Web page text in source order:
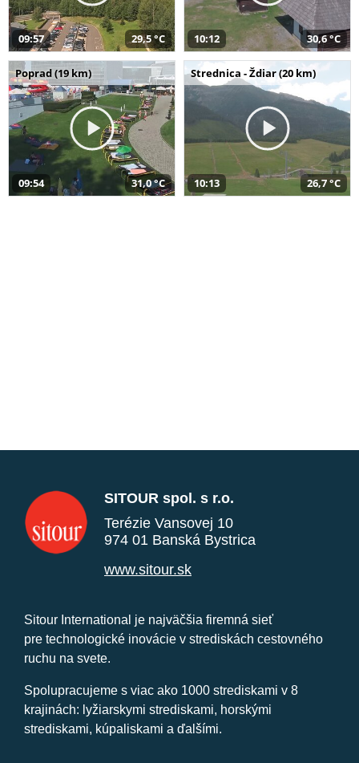
09:57 29,5 °C 10:12 30,6 °C
Poprad (19 km)
09:54 31,0 °C
Strednica - Ždiar (20 km)
10:13 26,7 °C
SITOUR spol. s r.o.
Terézie Vansovej 10
974 01 Banská Bystrica
www.sitour.sk
Sitour International je najväčšia firemná sieť
pre technologické inovácie v strediskách cestovného
ruchu na svete.
Spolupracujeme s viac ako 1000 strediskami v 8
krajinách: lyžiarskymi strediskami, horskými
strediskami, kúpaliskami a ďalšími.